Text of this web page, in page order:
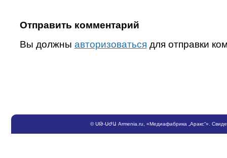
Отправить комментарий
Вы должны авторизоваться для отправки
©ՍԹ-ՍԺԱ Armenia.ru , «Медиафабрика „Аракс“».